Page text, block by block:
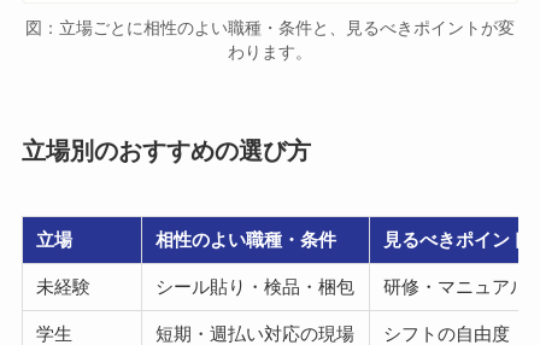
図：立場ごとに相性のよい職種・条件と、見るべきポイントが変
わります。
立場別のおすすめの選び方
立場 相性のよい職種・条件 見るべきポイント
未経験 シール貼り・検品・梱包 研修・マニュアル
学生 短期・週払い対応の現場 シフトの自由度